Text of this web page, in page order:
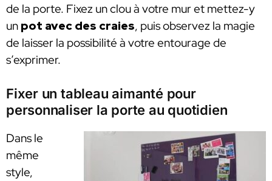
de la porte. Fixez un clou à votre mur et mettez-y
un pot avec des craies, puis observez la magie
de laisser la possibilité à votre entourage de
s’exprimer.
Fixer un tableau aimanté pour
personnaliser la porte au quotidien
Dans le
même
style,